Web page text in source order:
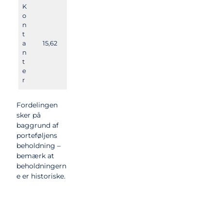
K
o
n
t
a
n
t
e
r
15,62
Fordelingen
sker på
baggrund af
porteføljens
beholdning –
bemærk at
beholdningern
e er historiske.